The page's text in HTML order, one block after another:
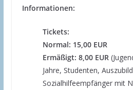
Informationen:
Tickets:
Normal: 15,00 EUR
Ermäßigt: 8,00 EUR
Jahre, Studenten,
Sozialhilfeempfänger mit